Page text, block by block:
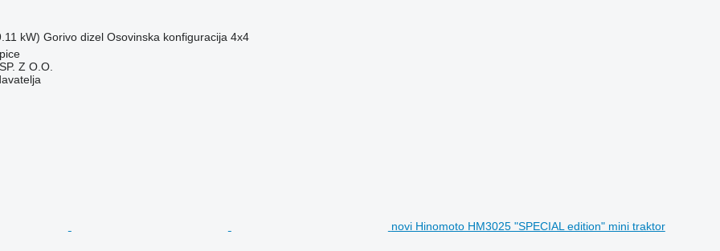
kW) Gorivo dizel Osovinska konfiguracija 4x4
Z O.O.
novi Hinomoto HM3025 "SPECIAL edition" mini traktor